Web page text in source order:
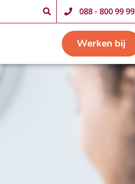
088 - 800 99 99
Werken bij